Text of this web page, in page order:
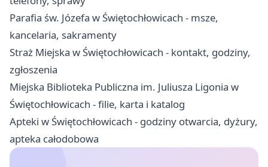
Parafia św. Józefa w Świętochłowicach - msze,
kancelaria, sakramenty
Straż Miejska w Świętochłowicach - kontakt, godziny,
zgłoszenia
Miejska Biblioteka Publiczna im. Juliusza Ligonia w
Świętochłowicach - filie, karta i katalog
Apteki w Świętochłowicach - godziny otwarcia, dyżury,
apteka całodobowa